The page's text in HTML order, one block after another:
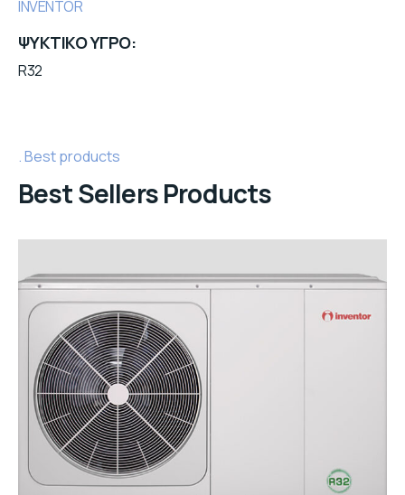
INVENTOR
ΨΥΚΤΙΚΟ ΥΓΡΟ
R32
Best products
Best Sellers Products